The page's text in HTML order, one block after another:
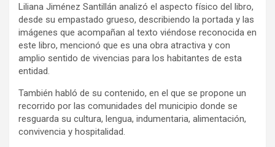
Liliana Jiménez Santillán analizó el aspecto físico del libro,
desde su empastado grueso, describiendo la portada y las
imágenes que acompañan al texto viéndose reconocida en
este libro, mencionó que es una obra atractiva y con
amplio sentido de vivencias para los habitantes de esta
entidad.
También habló de su contenido, en el que se propone un
recorrido por las comunidades del municipio donde se
resguarda su cultura, lengua, indumentaria, alimentación,
convivencia y hospitalidad.